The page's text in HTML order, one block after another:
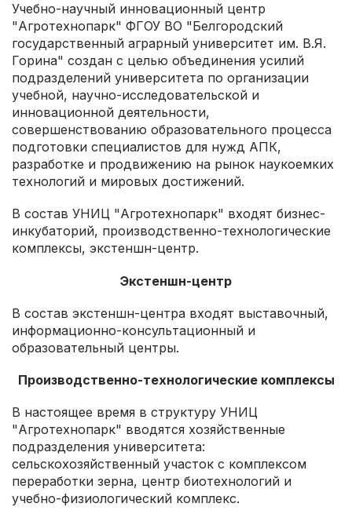
Учебно-научный инновационный центр
"Агротехнопарк" ФГОУ ВО "Белгородский
государственный аграрный университет им. В.Я.
Горина" создан с целью объединения усилий
подразделений университета по организации
учебной, научно-исследовательской и
инновационной деятельности,
совершенствованию образовательного процесса
подготовки специалистов для нужд АПК,
разработке и продвижению на рынок наукоемких
технологий и мировых достижений.
В состав УНИЦ "Агротехнопарк" входят бизнес-
инкубаторий, производственно-технологические
комплексы, экстеншн-центр.
Экстеншн-центр
В состав экстеншн-центра входят выставочный,
информационно-консультационный и
образовательный центры.
Производственно-технологические комплексы
В настоящее время в структуру УНИЦ
"Агротехнопарк" вводятся хозяйственные
подразделения университета:
сельскохозяйственный участок с комплексом
переработки зерна, центр биотехнологий и
учебно-физиологический комплекс.